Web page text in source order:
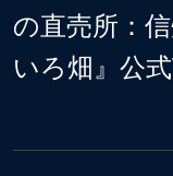
の直売所：
いろ畑』公